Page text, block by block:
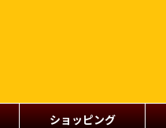
ショッピング